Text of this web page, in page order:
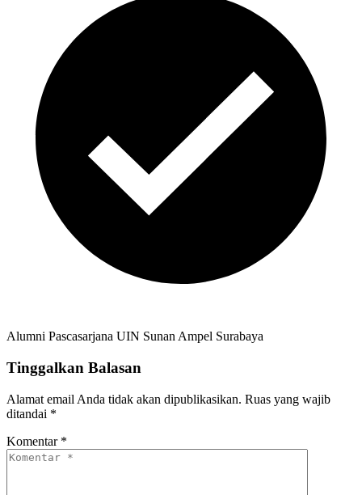
Alumni Pascasarjana UIN Sunan Ampel Surabaya
Tinggalkan Balasan
Alamat email Anda tidak akan dipublikasikan. Ruas yang wajib
ditandai *
Komentar *